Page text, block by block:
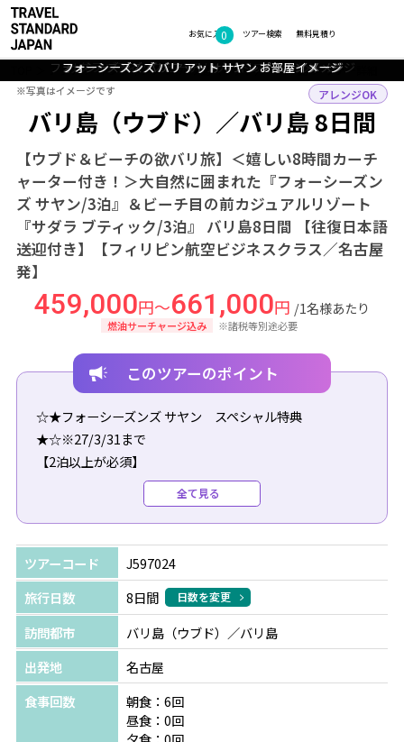
お気に入り
0 無料見積り
ツアー検索
アジア インドネシア バリ島（ウブド）・バリ島 ツアー詳細
バリ島（ウブド）／バリ島 8日間
【ウブド＆ビーチの欲バリ旅】＜嬉しい8時間カーチ
ャーター付き！＞大自然に囲まれた『フォーシーズン
ズ サヤン/3泊』＆ビーチ目の前カジュアルリゾート
『サダラ ブティック/3泊』 バリ島8日間 【往復日本語
送迎付き】【フィリピン航空ビジネスクラス／名古屋
発】
アレンジOK
459,000円～661,000円 /1名様あたり
燃油サーチャージ込み ※諸税等別途必要
サダラ ブティック ビーチ リゾート プール イメージ
サダラ ブティック ビーチ リゾート プール イメージ
フォーシーズンズ バリ アット サヤン レストラン イメージ
フォーシーズンズ バリ アット サヤン プール イメージ
フォーシーズンズ バリ アット サヤン お部屋イメージ
フォトギャラリー
※写真はイメージです
※写真はイメージです
このツアーのポイント
☆★フォーシーズンズ サヤン スペシャル特典
★☆※27/3/31まで
【2泊以上が必須】
◆95日前予約特典：1つ上のお部屋カテゴリーに無料アッ
※対象除外日：26/12/20～27/1/8の期間
☆★サダラブティック スペシャル特典★☆
【3泊特典】※27/03/31まで(7/1～8/31、12/23～1/4の期
間は除く)
◆スタッフお勧め！ポークリブセットランチ1回♪
◆30分のバリ式マッサージ1回
＜TSJだけの限定特典＞
全て見る
ツアーコード
J597024
旅行日数
8日間 日数を変更
訪問都市
バリ島（ウブド）／バリ島
出発地
名古屋
食事回数
朝食：6回
昼食：0回